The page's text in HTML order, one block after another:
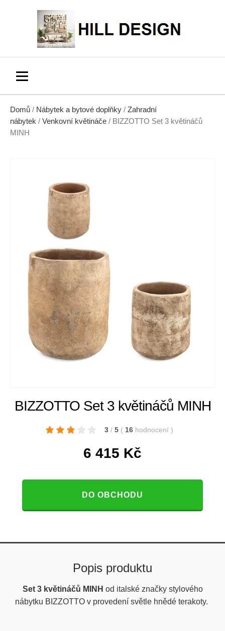
Domů / Nábytek a bytové doplňky / Zahradní
nábytek / Venkovní květináče / BIZZOTTO Set 3 květináčů
MINH
BIZZOTTO Set 3 květináčů MINH
3 / 5 ( 16 hodnocení )
6 415 Kč
DO OBCHODU
Popis produktu
Set 3 květináčů MINH od italské značky stylového
nábytku BIZZOTTO v provedení světle hnědé terakoty.